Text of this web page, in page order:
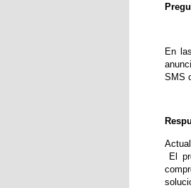
En
SMS
El